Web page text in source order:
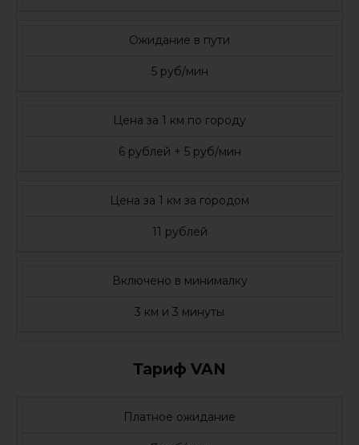
Ожидание в пути
5 руб/мин
Цена за 1 км по городу
6 рублей + 5 руб/мин
Цена за 1 км за городом
11 рублей
Включено в минималку
3 км и 3 минуты
Тариф VAN
Платное ожидание